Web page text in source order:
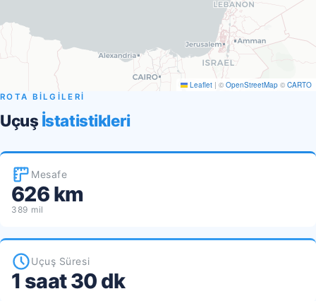
Leaflet | © OpenStreetMap © CARTO
ROTA BİLGİLERİ
Uçuş İstatistikleri
Mesafe
626 km
389 mil
Uçuş Süresi
1 saat 30 dk